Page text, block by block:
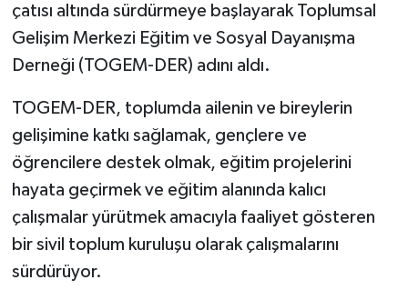
çatısı altında sürdürmeye başlayarak Toplumsal
Gelişim Merkezi Eğitim ve Sosyal Dayanışma
Derneği (TOGEM-DER) adını aldı.
TOGEM-DER, toplumda ailenin ve bireylerin
gelişimine katkı sağlamak, gençlere ve
öğrencilere destek olmak, eğitim projelerini
hayata geçirmek ve eğitim alanında kalıcı
çalışmalar yürütmek amacıyla faaliyet gösteren
bir sivil toplum kuruluşu olarak çalışmalarını
sürdürüyor.